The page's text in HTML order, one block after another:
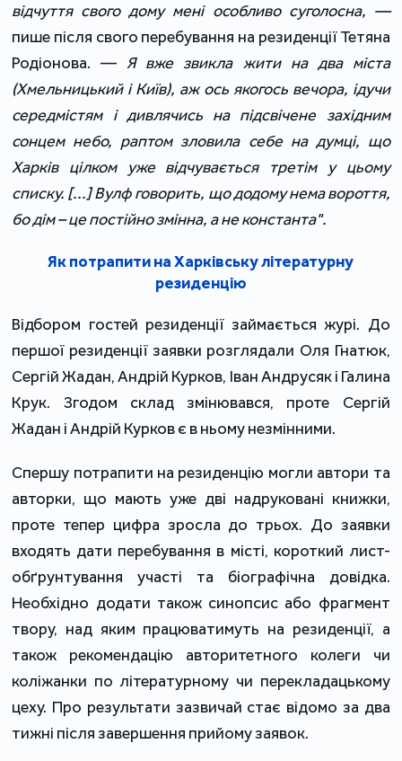
відчуття свого дому мені особливо суголосна, ―
пише після свого перебування на резиденції Тетяна
Родіонова. ―Я вже звикла жити на два міста
(Хмельницький і Київ), аж ось якогось вечора, ідучи
середмістям і дивлячись на підсвічене західним
сонцем небо, раптом зловила себе на думці, що
Харків цілком уже відчувається третім у цьому
списку. [...] Вулф говорить, що додому нема вороття,
бо дім – це постійно змінна, а не константа".
Як потрапити на Харківську літературну
резиденцію
Відбором гостей резиденції займається журі. До
першої резиденції заявки розглядали Оля Гнатюк,
Сергій Жадан, Андрій Курков, Іван Андрусяк і Галина
Крук. Згодом склад змінювався, проте Сергій
Жадан і Андрій Курков є в ньому незмінними.
Спершу потрапити на резиденцію могли автори та
авторки, що мають уже дві надруковані книжки,
проте тепер цифра зросла до трьох. До заявки
входять дати перебування в місті, короткий лист-
обґрунтування участі та біографічна довідка.
Необхідно додати також синопсис або фрагмент
твору, над яким працюватимуть на резиденції, а
також рекомендацію авторитетного колеги чи
коліжанки по літературному чи перекладацькому
цеху. Про результати зазвичай стає відомо за два
тижні після завершення прийому заявок.